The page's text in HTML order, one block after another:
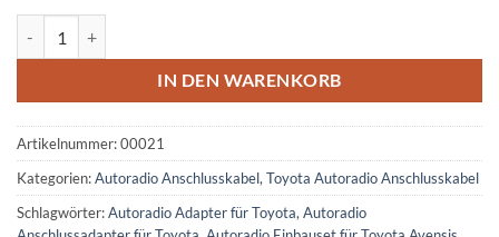
IN DEN WARENKORB
Artikelnummer:00021
Kategorien:Autoradio Anschlusskabel,Toyota Autoradio Anschlusskabel
Schlagwörter:Autoradio Adapter für Toyota,Autoradio